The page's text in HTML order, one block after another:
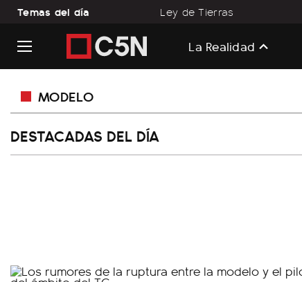
Temas del día Ley de Tierras
La Realidad
MODELO
DESTACADAS DEL DÍA